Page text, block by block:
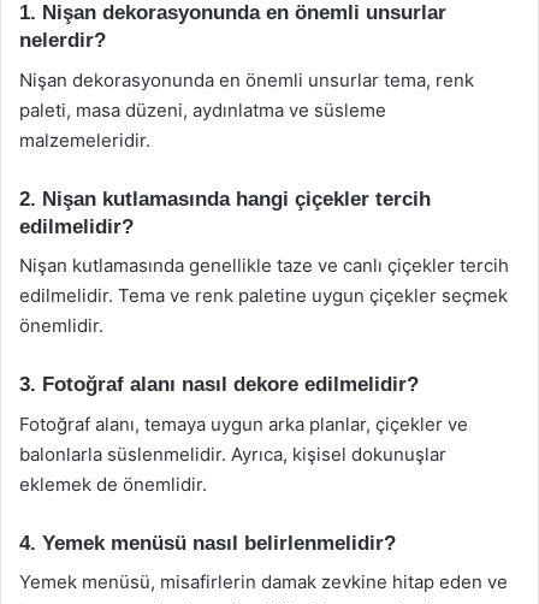
1. Nişan dekorasyonunda en önemli unsurlar
nelerdir?
Nişan dekorasyonunda en önemli unsurlar tema, renk
paleti, masa düzeni, aydınlatma ve süsleme
malzemeleridir.
2. Nişan kutlamasında hangi çiçekler tercih
edilmelidir?
Nişan kutlamasında genellikle taze ve canlı çiçekler tercih
edilmelidir. Tema ve renk paletine uygun çiçekler seçmek
önemlidir.
3. Fotoğraf alanı nasıl dekore edilmelidir?
Fotoğraf alanı, temaya uygun arka planlar, çiçekler ve
balonlarla süslenmelidir. Ayrıca, kişisel dokunuşlar
eklemek de önemlidir.
4. Yemek menüsü nasıl belirlenmelidir?
Yemek menüsü, misafirlerin damak zevkine hitap eden ve